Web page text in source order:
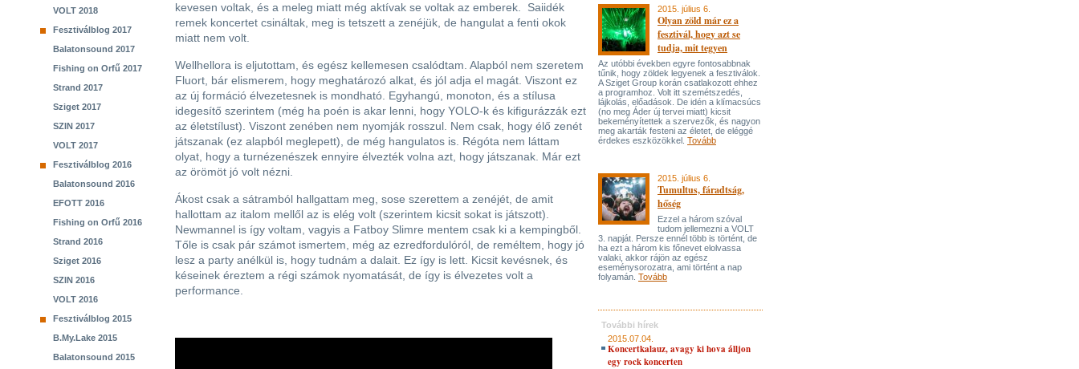
VOLT 2018
Fesztiválblog 2017
Balatonsound 2017
Fishing on Orfű 2017
Strand 2017
Sziget 2017
SZIN 2017
VOLT 2017
Fesztiválblog 2016
Balatonsound 2016
EFOTT 2016
Fishing on Orfű 2016
Strand 2016
Sziget 2016
SZIN 2016
VOLT 2016
Fesztiválblog 2015
B.My.Lake 2015
Balatonsound 2015
kevesen voltak, és a meleg miatt még aktívak se voltak az emberek. Saiidék
remek koncertet csináltak, meg is tetszett a zenéjük, de hangulat a fenti okok
miatt nem volt.
Wellhellora is eljutottam, és egész kellemesen csalódtam. Alapból nem szeretem
Fluort, bár elismerem, hogy meghatározó alkat, és jól adja el magát. Viszont ez
az új formáció élvezetesnek is mondható. Egyhangú, monoton, és a stílusa
idegesítő szerintem (még ha poén is akar lenni, hogy YOLO-k és kifigurázzák ezt
az életstílust). Viszont zenében nem nyomják rosszul. Nem csak, hogy élő zenét
játszanak (ez alapból meglepett), de még hangulatos is. Régóta nem láttam
olyat, hogy a turnézenészek ennyire élvezték volna azt, hogy játszanak. Már ezt
az örömöt jó volt nézni.
Ákost csak a sátramból hallgattam meg, sose szerettem a zenéjét, de amit
hallottam az italom mellől az is elég volt (szerintem kicsit sokat is játszott).
Newmannel is így voltam, vagyis a Fatboy Slimre mentem csak ki a kempingből.
Tőle is csak pár számot ismertem, még az ezredfordulóról, de reméltem, hogy jó
lesz a party anélkül is, hogy tudnám a dalait. Ez így is lett. Kicsit kevésnek, és
késeinek éreztem a régi számok nyomatását, de így is élvezetes volt a
performance.
2015. július 6.
Olyan zöld már ez a
fesztivál, hogy azt se
tudja, mit tegyen
Az utóbbi években egyre fontosabbnak
tűnik, hogy zöldek legyenek a fesztiválok.
A Sziget Group korán csatlakozott ehhez
a programhoz. Volt itt szemétszedés,
lájkolás, előadások. De idén a klímacsúcs
(no meg Áder új tervei miatt) kicsit
bekeményítettek a szervezők, és nagyon
meg akarták festeni az életet, de eléggé
érdekes eszközökkel. Tovább
2015. július 6.
Tumultus, fáradtság,
hőség
Ezzel a három szóval
tudom jellemezni a VOLT
3. napját. Persze ennél több is történt, de
ha ezt a három kis főnevet elolvassa
valaki, akkor rájön az egész
eseménysorozatra, ami történt a nap
folyamán. Tovább
További hírek
2015.07.04.
Koncertkalauz, avagy ki hova álljon
egy rock koncerten